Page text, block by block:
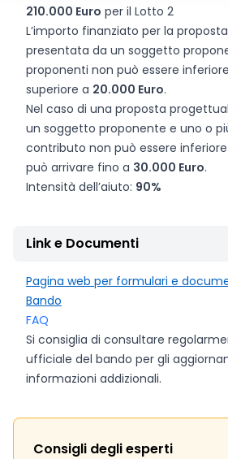
210.000 Euro per il Lotto 2
L’importo finanziato per la
presentata da un soggetto
proponenti non può essere
superiore a 20.000 Euro.
Nel caso di una proposta
un soggetto proponente e uno o
contributo non può essere
può arrivare fino a 30.000 Euro.
Intensità dell’aiuto: 90%
Link e Documenti
Pagina web per formulari e
Bando
FAQ
Si consiglia di consultare
ufficiale del bando per gli
informazioni addizionali.
Consigli degli esperti